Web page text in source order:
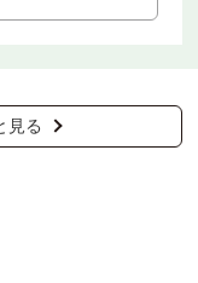
見る